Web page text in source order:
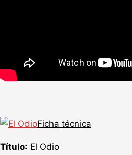
Ficha técnica
Título: El Odio